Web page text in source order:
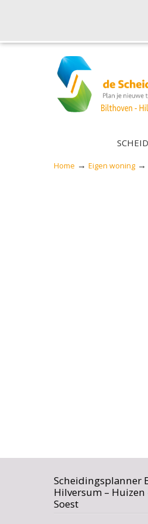
Home → Eigen woning →
Scheidingsplanner
Hilversum – Huizen
Soest